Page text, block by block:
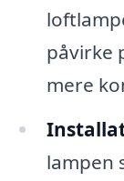
påvirke
mere
lampen